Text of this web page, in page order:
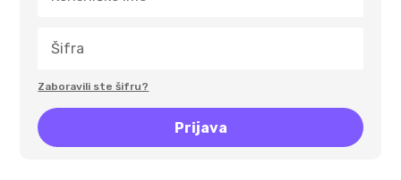
Zaboravili ste šifru?
Prijava